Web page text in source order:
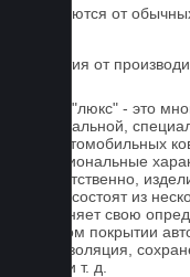
отличаются от
Гарантия от
Ковры "люкс" - это
оригинальной,
для автомобильных
функциональные
соответственно,
Ковры состоят из
выполняет свою
штатном покрытии
звукоизоляция,
ковра и т. д.